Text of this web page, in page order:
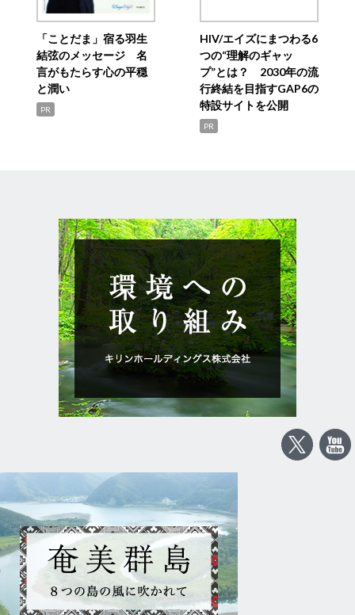
「ことだま」宿る羽生
結弦のメッセージ 名
言がもたらす心の平穏
と潤い
PR
HIV/エイズにまつわる6
つの“理解のギャッ
プ”とは？ 2030年の流
行終結を目指すGAP6の
特設サイトを公開
PR